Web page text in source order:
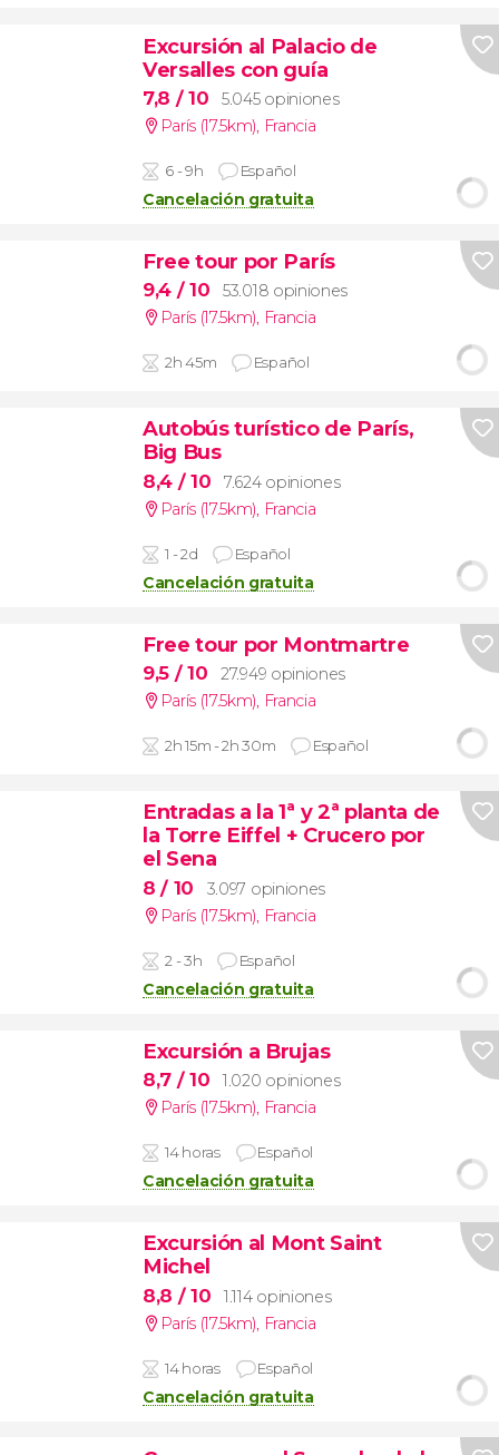
Excursión al Palacio de
Versalles con guía
7,8 / 10
5.045 opiniones
París (17.5km), Francia
6 - 9h Español
Cancelación gratuita
Free tour por París
9,4 / 10
53.018 opiniones
París (17.5km), Francia
2h 45m Español
Autobús turístico de París,
Big Bus
8,4 / 10
7.624 opiniones
París (17.5km), Francia
1 - 2d Español
Cancelación gratuita
Free tour por Montmartre
9,5 / 10
27.949 opiniones
París (17.5km), Francia
2h 15m - 2h 30m Español
Entradas a la 1ª y 2ª planta de
la Torre Eiffel + Crucero por
el Sena
8/ 10
3.097 opiniones
París (17.5km), Francia
2 - 3h Español
Cancelación gratuita
Excursión a Brujas
8,7 / 10
1.020 opiniones
París (17.5km), Francia
14 horas Español
Cancelación gratuita
Excursión al Mont Saint
Michel
8,8 / 10
1.114 opiniones
París (17.5km), Francia
14 horas Español
Cancelación gratuita